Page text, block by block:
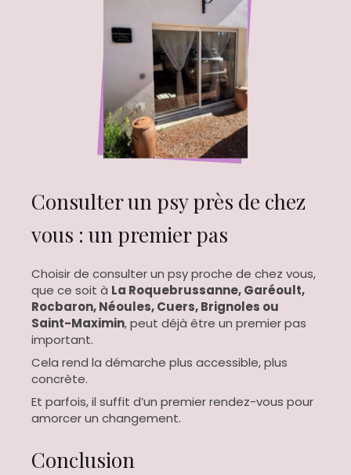
Consulter un psy près de chez
vous : un premier pas
Choisir de consulter un psy proche de chez vous,
que ce soit à La Roquebrussanne, Garéoult,
Rocbaron, Néoules, Cuers, Brignoles ou
Saint-Maximin, peut déjà être un premier pas
important.
Cela rend la démarche plus accessible, plus
concrète.
Et parfois, il suffit d’un premier rendez-vous pour
amorcer un changement.
Conclusion